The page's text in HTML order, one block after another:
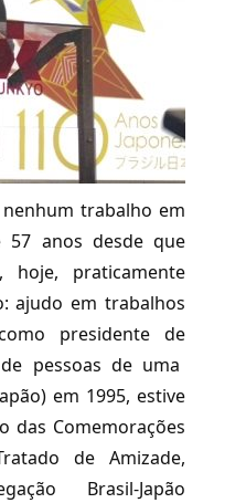
trabalho em
57 anos desde que
praticamente
ajudo em trabalhos
presidente de
pessoas de uma
em 1995, estive
das Comemorações
de Amizade,
Brasil-Japão